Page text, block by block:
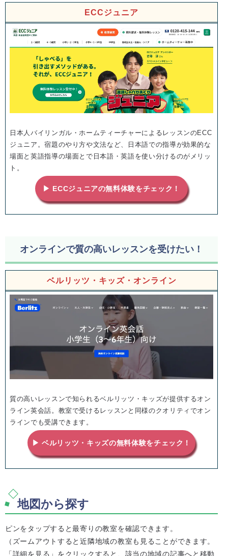
ECCジュニア
日本人バイリンガル・ホームティーチャーによるレッスンのECC
ジュニア。宿題のやり方や文法など、日本語での指導が効果的な
場面と英語指導の場面とで日本語・英語を使い分けるのがメリッ
ト。
▶ ECCジュニアの無料体験をチェック！
オンラインで質の高いレッスンを受けたい！
ベルリッツ・キッズ・オンライン
質の高いレッスンで知られるベルリッツ・キッズが提供するオン
ライン英会話。教室で受けるレッスンと同様のクオリティでオン
ラインでも受講できます。
▶ ベルリッツ・キッズの無料体験をチェック！
地図から探す
ピンをタップすると最寄りの教室を確認できます。
（ズームアウトすると近隣地域の教室も見ることができます。
「詳細を見る」をクリックすると、該当の地域の記事へと移動